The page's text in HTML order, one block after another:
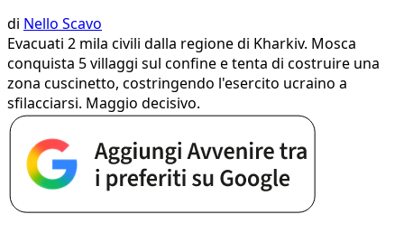
di Nello Scavo
Evacuati 2 mila civili dalla regione di Kharkiv. Mosca
conquista 5 villaggi sul confine e tenta di costruire una
zona cuscinetto, costringendo l'esercito ucraino a
sfilacciarsi. Maggio decisivo.